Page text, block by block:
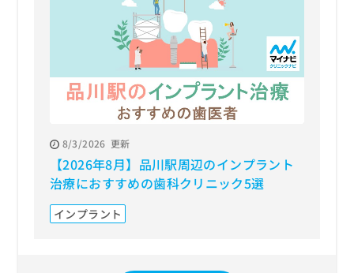
8/3/2026 更新
【2026年8月】品川駅周辺のインプラント
治療におすすめの歯科クリニック5選
インプラント